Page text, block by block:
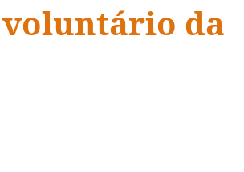
voluntário da